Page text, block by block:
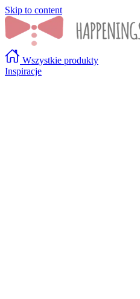
Skip to content
Wszystkie produkty
Inspiracje